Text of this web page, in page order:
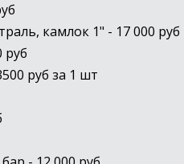
камлок 1" - 17 000 руб
руб
руб за 1 шт